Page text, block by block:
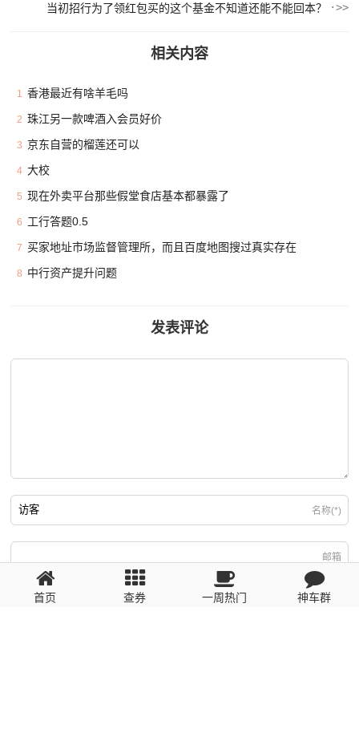
当初招行为了领红包买的这个基金不知道还能不能回本？
相关内容
1 香港最近有啥羊毛吗
2 珠江另一款啤酒入会员好价
3 京东自营的榴莲还可以
4 大校
5 现在外卖平台那些假堂食店基本都暴露了
6 工行答题0.5
7 买家地址市场监督管理所，而且百度地图搜过真实存在
8 中行资产提升问题
发表评论
名称(*)
邮箱
回复需填写必要信息
首页 查券 一周热门 神车群